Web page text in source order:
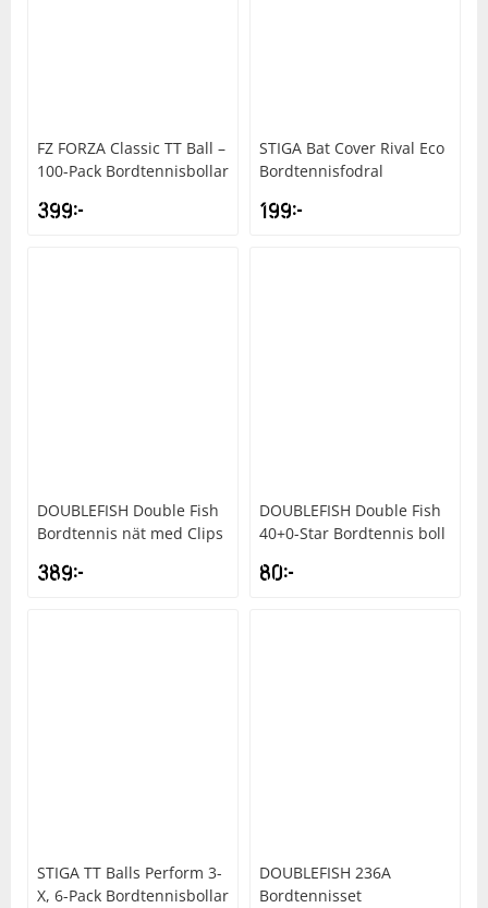
FZ FORZA Classic TT Ball –
100-Pack Bordtennisbollar
399kr
STIGA Bat Cover Rival Eco
Bordtennisfodral
199kr
DOUBLEFISH Double Fish
Bordtennis nät med Clips
389kr
DOUBLEFISH Double Fish
40+0-Star Bordtennis boll
80kr
STIGA TT Balls Perform 3-
X, 6-Pack Bordtennisbollar
DOUBLEFISH 236A
Bordtennisset